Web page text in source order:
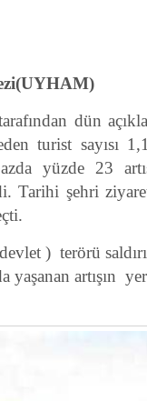
dün
turist sayısı
yüzde 23
Tarihi şehri
) terörü
yaşanan artışın